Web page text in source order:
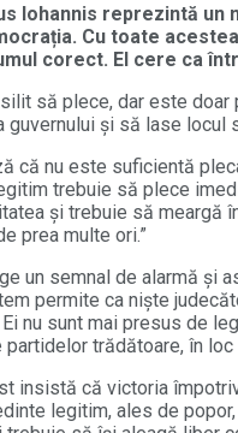
Iohannis reprezintă
Cu toate
corect. El cere ca
să plece, dar este
guvernului și să lase locul
că nu este suficientă
trebuie să plece
și trebuie să meargă
prea multe ori.”
un semnal de alarmă și
permite ca niște
nu sunt mai presus de
trădătoare, în loc
insistă că victoria
legitim, ales de